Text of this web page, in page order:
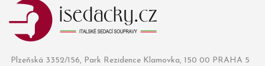
Plzeňská 3352/156, Park Rezidence Klamovka, 150 00 PRAHA 5